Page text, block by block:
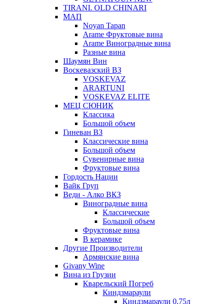
TIRANI. OLD CHINARI
МАП
Noyan Tapan
Arame Фруктовые вина
Arame Виноградные вина
Разные вина
Шаумян Вин
Воскевазский ВЗ
VOSKEVAZ
ARARTUNI
VOSKEVAZ ELITE
МЕЦ СЮНИК
Классика
Большой объем
Гиневан ВЗ
Классические вина
Большой объем
Сувенирные вина
Фруктовые вина
Гордость Нации
Вайк Груп
Веди - Алко ВКЗ
Виноградные вина
Классические
Большой объем
Фруктовые вина
В керамике
Другие Производители
Армянские вина
Givany Wine
Вина из Грузии
Кварельский Погреб
Киндзмараули
Киндзмараули 0,75л